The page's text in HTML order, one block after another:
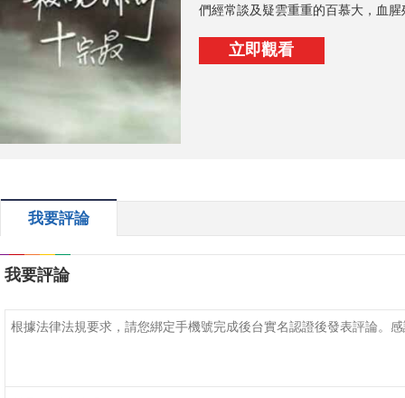
們經常談及疑雲重重的百慕大，血
立即觀看
我要評論
我要評論